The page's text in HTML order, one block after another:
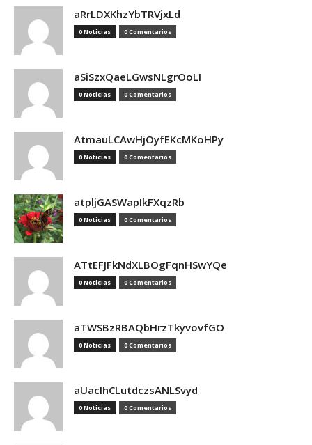
aRrLDXKhzYbTRVjxLd
0 Noticias 0 Comentarios
aSiSzxQaeLGwsNLgrOoLI
0 Noticias 0 Comentarios
AtmauLCAwHjOyfEKcMKoHPy
0 Noticias 0 Comentarios
atpljGASWapIkFXqzRb
0 Noticias 0 Comentarios
ATtEFJFkNdXLBOgFqnHSwYQe
0 Noticias 0 Comentarios
aTWSBzRBAQbHrzTkyvovfGO
0 Noticias 0 Comentarios
aUacIhCLutdczsANLSvyd
0 Noticias 0 Comentarios